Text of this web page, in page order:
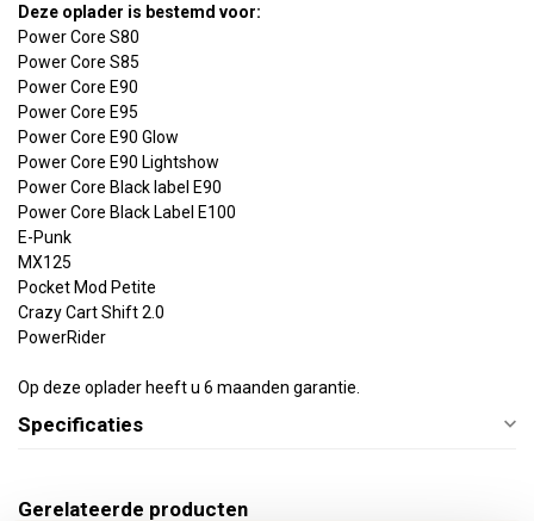
Deze oplader is bestemd voor:
Power Core S80
Power Core S85
Power Core E90
Power Core E95
Power Core E90 Glow
Power Core E90 Lightshow
Power Core Black label E90
Power Core Black Label E100
E-Punk
MX125
Pocket Mod Petite
Crazy Cart Shift 2.0
PowerRider
Op deze oplader heeft u 6 maanden garantie.
Specificaties
Gerelateerde producten